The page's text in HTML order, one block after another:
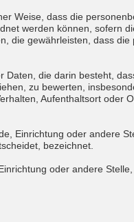
Weise, dass die
werden können, sofern
die gewährleisten, dass
Daten, die darin besteht,
zu bewerten,
Aufenthaltsort oder
Einrichtung oder andere
bezeichnet.
oder andere